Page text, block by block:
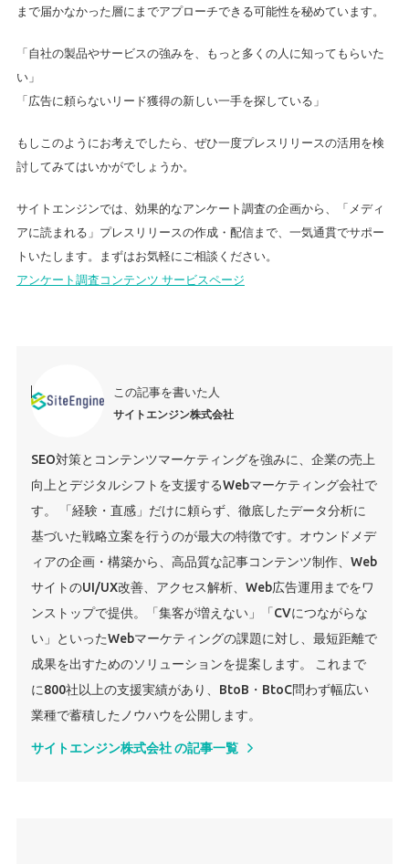
まで届かなかった層にまでアプローチできる可能性を秘めています。
「自社の製品やサービスの強みを、もっと多くの人に知ってもらいた
い」
「広告に頼らないリード獲得の新しい一手を探している」
もしこのようにお考えでしたら、ぜひ一度プレスリリースの活用を検
討してみてはいかがでしょうか。
サイトエンジンでは、効果的なアンケート調査の企画から、「メディ
アに読まれる」プレスリリースの作成・配信まで、一気通貫でサポー
トいたします。まずはお気軽にご相談ください。
アンケート調査コンテンツ サービスページ
この記事を書いた人
サイトエンジン株式会社
SEO対策とコンテンツマーケティングを強みに、企業の売上
向上とデジタルシフトを支援するWebマーケティング会社で
す。 「経験・直感」だけに頼らず、徹底したデータ分析に
基づいた戦略立案を行うのが最大の特徴です。オウンドメデ
ィアの企画・構築から、高品質な記事コンテンツ制作、Web
サイトのUI/UX改善、アクセス解析、Web広告運用までをワ
ンストップで提供。「集客が増えない」「CVにつながらな
い」といったWebマーケティングの課題に対し、最短距離で
成果を出すためのソリューションを提案します。 これまで
に800社以上の支援実績があり、BtoB・BtoC問わず幅広い
業種で蓄積したノウハウを公開します。
サイトエンジン株式会社 の記事一覧